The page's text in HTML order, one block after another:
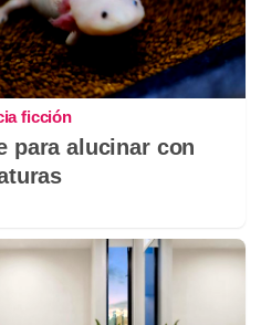
ficción
para alucinar con